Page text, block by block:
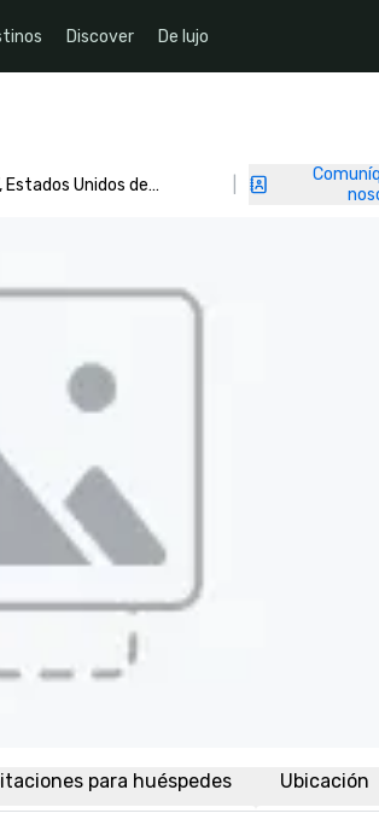
Discover De lujo
Estados Unidos de
para huéspedes Ubicación